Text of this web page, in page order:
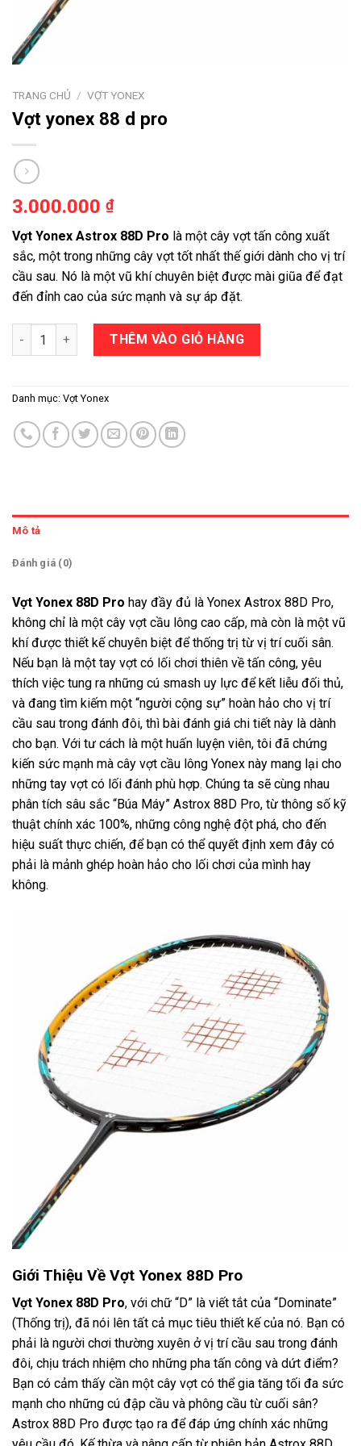
TRANG CHỦ / VỢT YONEX
Vợt yonex 88 d pro
3.000.000 ₫
Vợt Yonex Astrox 88D Pro là một cây vợt tấn công xuất
sắc, một trong những cây vợt tốt nhất thế giới dành cho vị trí
cầu sau. Nó là một vũ khí chuyên biệt được mài giũa để đạt
đến đỉnh cao của sức mạnh và sự áp đặt.
Vợt yonex 88 d pro số lượngTHÊM VÀO GIỎ HÀNG
Danh mục: Vợt Yonex
Mô tả
Đánh giá (0)
Vợt Yonex 88D Pro hay đầy đủ là Yonex Astrox 88D Pro,
không chỉ là một cây vợt cầu lông cao cấp, mà còn là một vũ
khí được thiết kế chuyên biệt để thống trị từ vị trí cuối sân.
Nếu bạn là một tay vợt có lối chơi thiên về tấn công, yêu
thích việc tung ra những cú smash uy lực để kết liễu đối thủ,
và đang tìm kiếm một “người cộng sự” hoàn hảo cho vị trí
cầu sau trong đánh đôi, thì bài đánh giá chi tiết này là dành
cho bạn. Với tư cách là một huấn luyện viên, tôi đã chứng
kiến sức mạnh mà cây vợt cầu lông Yonex này mang lại cho
những tay vợt có lối đánh phù hợp. Chúng ta sẽ cùng nhau
phân tích sâu sắc “Búa Máy” Astrox 88D Pro, từ thông số kỹ
thuật chính xác 100%, những công nghệ đột phá, cho đến
hiệu suất thực chiến, để bạn có thể quyết định xem đây có
phải là mảnh ghép hoàn hảo cho lối chơi của mình hay
không.
Giới Thiệu Về Vợt Yonex 88D Pro
Vợt Yonex 88D Pro, với chữ “D” là viết tắt của “Dominate”
(Thống trị), đã nói lên tất cả mục tiêu thiết kế của nó. Bạn có
phải là người chơi thường xuyên ở vị trí cầu sau trong đánh
đôi, chịu trách nhiệm cho những pha tấn công và dứt điểm?
Bạn có cảm thấy cần một cây vợt có thể gia tăng tối đa sức
mạnh cho những cú đập cầu và phông cầu từ cuối sân?
Astrox 88D Pro được tạo ra để đáp ứng chính xác những